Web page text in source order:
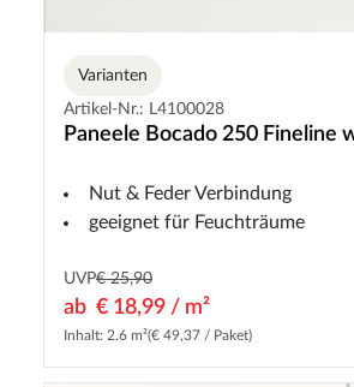
Varianten
Artikel-Nr.: L4100028
Paneele Bocado 250 Fineline
Nut & Feder Verbindung
geeignet für Feuchträume
UVP€ 25,90
ab € 18,99 / m²
Inhalt: 2.6 m²(€ 49,37 / Paket)